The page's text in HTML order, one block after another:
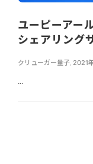
ユーピーアー
シェアリング
クリューガー量子, 2021
...